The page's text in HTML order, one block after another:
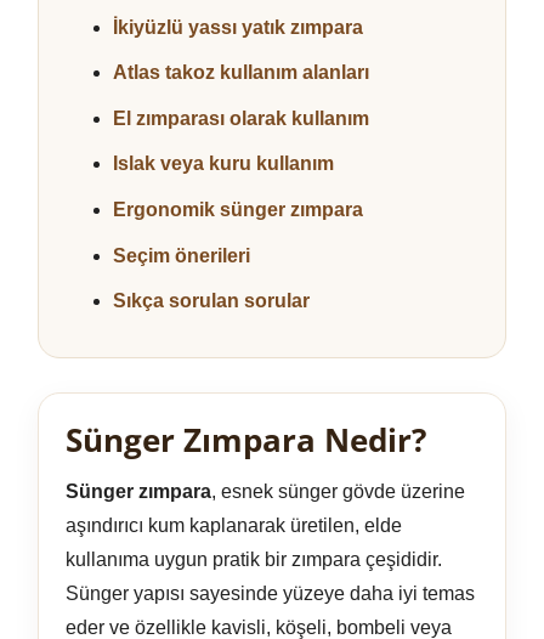
İkiyüzlü yassı yatık zımpara
Atlas takoz kullanım alanları
El zımparası olarak kullanım
Islak veya kuru kullanım
Ergonomik sünger zımpara
Seçim önerileri
Sıkça sorulan sorular
Sünger Zımpara Nedir?
Sünger zımpara, esnek sünger gövde üzerine
aşındırıcı kum kaplanarak üretilen, elde
kullanıma uygun pratik bir zımpara çeşididir.
Sünger yapısı sayesinde yüzeye daha iyi temas
eder ve özellikle kavisli, köşeli, bombeli veya